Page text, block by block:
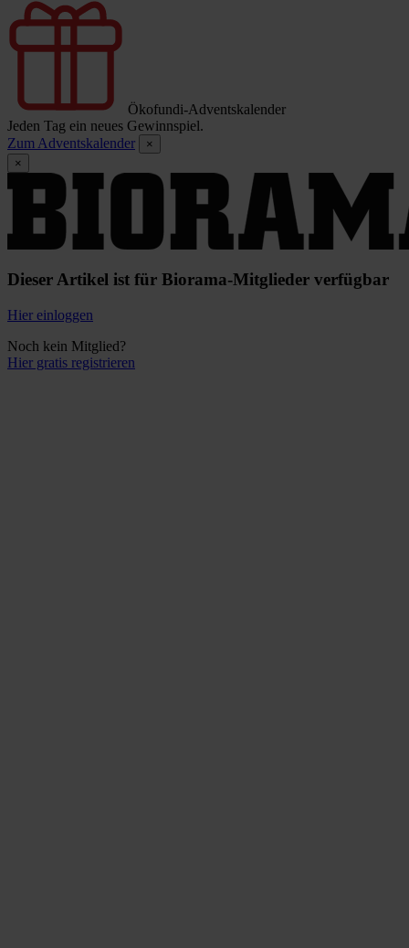
Ökofundi-Adventskalender
Jeden Tag ein neues Gewinnspiel.
Zum Adventskalender
×
×
Dieser Artikel ist für Biorama-Mitglieder verfügbar
Hier einloggen
Noch kein Mitglied?
Hier gratis registrieren